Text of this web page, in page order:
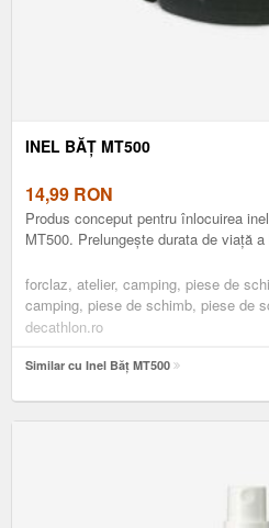
INEL BĂȚ MT500
14,99 RON
Produs conceput pentru înlocuirea
MT500. Prelungește durata de viață a
forclaz, atelier, camping, piese de
camping, piese de schimb, piese de
piese de schimb pentru cort
decathlon.ro
Similar cu Inel Băț MT500